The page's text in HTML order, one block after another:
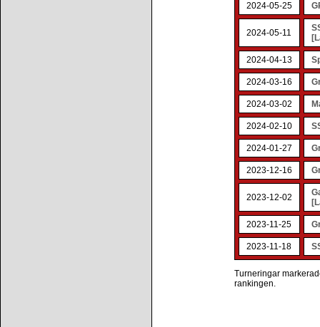
2024-05-25
2024-05-11
2024-04-13
2024-03-16
2024-03-02
2024-02-10
2024-01-27
2023-12-16
2023-12-02
2023-11-25
2023-11-18
Turneringar
rankingen.